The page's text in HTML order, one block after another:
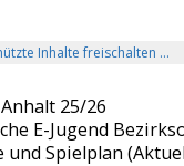
Inhalte freischalten ...
25/26
E-Jugend
und Spielplan